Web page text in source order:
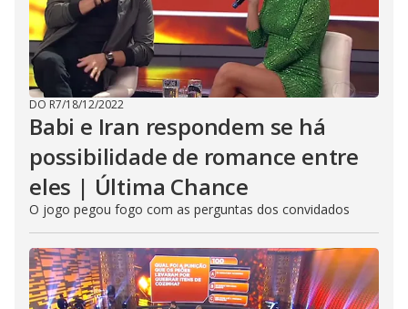
DO R7/18/12/2022
Babi e Iran respondem se há
possibilidade de romance entre
eles | Última Chance
O jogo pegou fogo com as perguntas dos convidados